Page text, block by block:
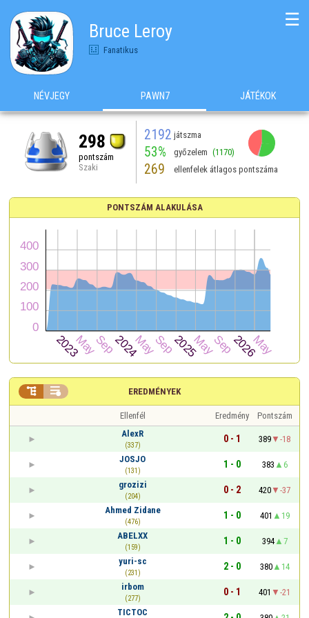
Bruce Leroy
Fanatikus
☰
NÉVJEGY PAWN7 JÁTÉKOK
298
pontszám
Szaki
2192 játszma
53% győzelem (1170)
269 ellenfelek átlagos pontszáma
PONTSZÁM ALAKULÁSA
EREDMÉNYEK
 
Ellenfél Eredmény
Pontszám
AlexR
(337)
0 - 1 389
-18
JOSJO
(131)
1 - 0 383
6
grozizi
(204)
0 - 2 420
-37
Ahmed Zidane
(476)
1 - 0 401
19
ABELXX
(159)
1 - 0 394
7
yuri-sc
(231)
2 - 0 380
14
irbom
(277)
0 - 1 401
-21
TICTOC